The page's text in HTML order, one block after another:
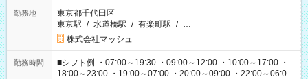
勤務地
東京都千代田区
東京駅 / 水道橋駅 / 有楽町駅 / …
株式会社マッシュ
勤務時間
■シフト例 ・07:00～19:30 ・09:00～12:00 ・10:00～17:00 ・
18:00～23:00 ・19:00～07:00 ・20:00～09:00 ・22:00～06:00